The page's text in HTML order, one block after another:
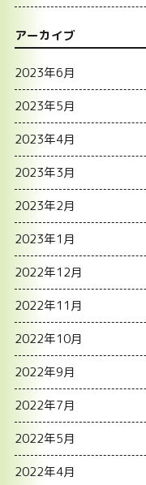
アーカイブ
2023年6月
2023年5月
2023年4月
2023年3月
2023年2月
2023年1月
2022年12月
2022年11月
2022年10月
2022年9月
2022年7月
2022年5月
2022年4月